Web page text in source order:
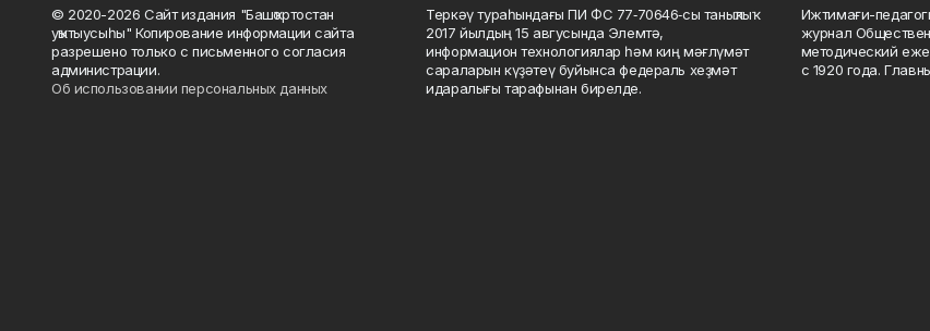
© 2020-2026 Сайт издания "Башҡортостан
уҡытыусыһы" Копирование информации сайта
разрешено только с письменного согласия
администрации.
Об использовании персональных данных
Теркәү тураһындағы ПИ ФС 77‑70646‑сы таныҡлыҡ
2017 йылдың 15 авгусында Элемтә,
информацион технологиялар һәм киң мәғлүмәт
сараларын күҙәтеү буйынса федераль хеҙмәт
идаралығы тарафынан бирелде.
Ижтимағи-
журнал
методический
с 1920 года.